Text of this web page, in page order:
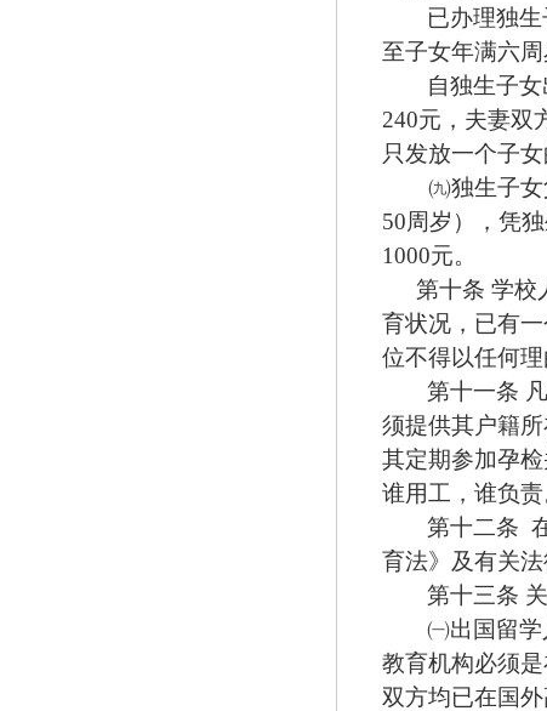
已办理独
至子女年满六
自独生子
240元，夫妻双
只发放一个子女
㈨独生子
50周岁），凭
1000元。
第十条 学校
育状况，已有
位不得以任何理
第十一条
须提供其户籍
其定期参加孕
谁用工，谁负责
第十二条
育法》及有关
第十三条
㈠出国留
教育机构必须
双方均已在国